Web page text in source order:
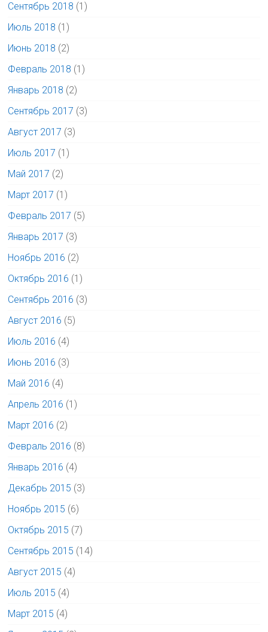
Сентябрь 2018 (1)
Июль 2018 (1)
Июнь 2018 (2)
Февраль 2018 (1)
Январь 2018 (2)
Сентябрь 2017 (3)
Август 2017 (3)
Июль 2017 (1)
Май 2017 (2)
Март 2017 (1)
Февраль 2017 (5)
Январь 2017 (3)
Ноябрь 2016 (2)
Октябрь 2016 (1)
Сентябрь 2016 (3)
Август 2016 (5)
Июль 2016 (4)
Июнь 2016 (3)
Май 2016 (4)
Апрель 2016 (1)
Март 2016 (2)
Февраль 2016 (8)
Январь 2016 (4)
Декабрь 2015 (3)
Ноябрь 2015 (6)
Октябрь 2015 (7)
Сентябрь 2015 (14)
Август 2015 (4)
Июль 2015 (4)
Март 2015 (4)